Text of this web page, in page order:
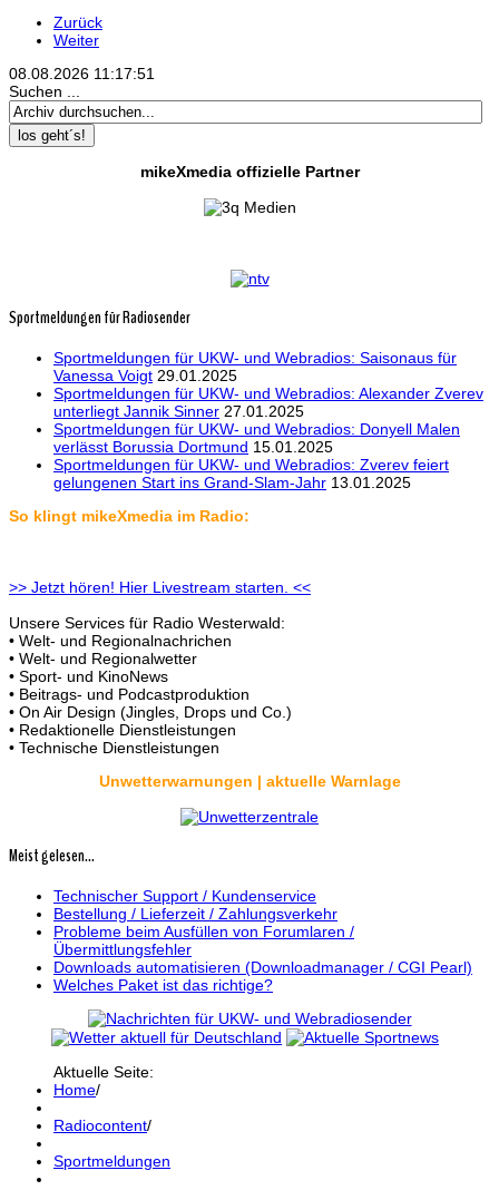
Zurück
Weiter
08.08.2026 11:17:51
Suchen ...
los geht´s!
mikeXmedia offizielle Partner
Sportmeldungen für Radiosender
Sportmeldungen für UKW- und Webradios: Saisonaus für
Vanessa Voigt 29.01.2025
Sportmeldungen für UKW- und Webradios: Alexander Zverev
unterliegt Jannik Sinner 27.01.2025
Sportmeldungen für UKW- und Webradios: Donyell Malen
verlässt Borussia Dortmund 15.01.2025
Sportmeldungen für UKW- und Webradios: Zverev feiert
gelungenen Start ins Grand-Slam-Jahr 13.01.2025
So klingt mikeXmedia im Radio:
>> Jetzt hören! Hier Livestream starten. <<
Unsere Services für Radio Westerwald:
• Welt- und Regionalnachrichen
• Welt- und Regionalwetter
• Sport- und KinoNews
• Beitrags- und Podcastproduktion
• On Air Design (Jingles, Drops und Co.)
• Redaktionelle Dienstleistungen
• Technische Dienstleistungen
Unwetterwarnungen | aktuelle Warnlage
Meist gelesen...
Technischer Support / Kundenservice
Bestellung / Lieferzeit / Zahlungsverkehr
Probleme beim Ausfüllen von Forumlaren /
Übermittlungsfehler
Downloads automatisieren (Downloadmanager / CGI Pearl)
Welches Paket ist das richtige?
Aktuelle Seite:
Home/
Radiocontent/
Sportmeldungen